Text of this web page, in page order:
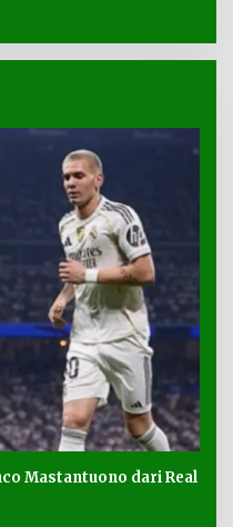
Mastantuono dari Real